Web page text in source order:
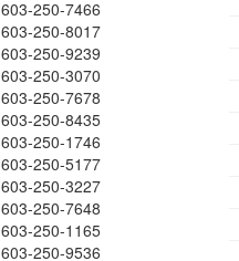
603-250-7466
603-250-8017
603-250-9239
603-250-3070
603-250-7678
603-250-8435
603-250-1746
603-250-5177
603-250-3227
603-250-7648
603-250-1165
603-250-9536